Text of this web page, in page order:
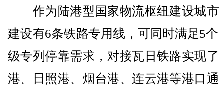
作为陆港型国家物流枢纽建设城
建设有6条铁路专用线，可同时满足5
级专列停靠需求，对接瓦日铁路实现
港、日照港、烟台港、连云港等港口